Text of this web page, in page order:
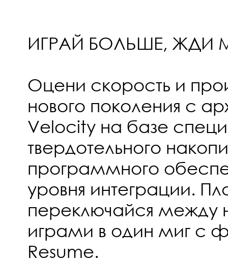
ИГРАЙ БОЛЬШЕ, ЖДИ
Оцени скорость и
нового поколения с
Velocity на базе
твердотельного
программного
уровня интеграции.
переключайся между
играми в один миг с
Resume.